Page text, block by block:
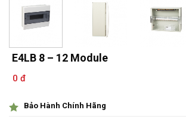
E4LB 8 – 12 Module
0 đ
Bảo Hành Chính Hãng